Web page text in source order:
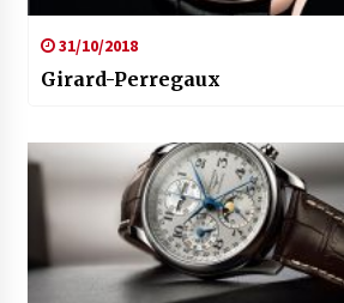
31/10/2018
Girard-Perregaux